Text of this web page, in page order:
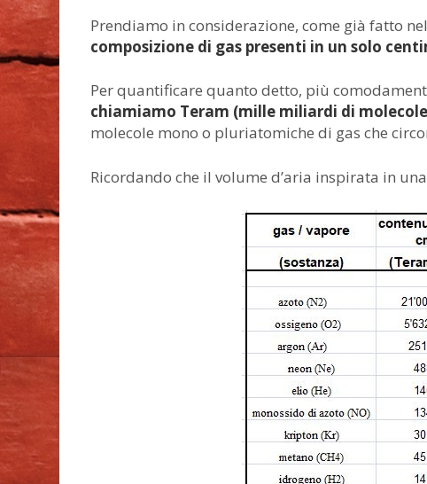
Prendiamo in considerazione, come già fatto
composizione di gas presenti in un solo
Per quantificare quanto detto, più
chiamiamo Teram (mille miliardi di
molecole mono o pluriatomiche di gas che
Ricordando che il volume d’aria inspirata in